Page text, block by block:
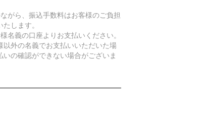
がら、振込手数料はお客様のご負担
します。
名義の口座よりお支払いください。
以外の名義でお支払いいただいた場
いの確認ができない場合がございま